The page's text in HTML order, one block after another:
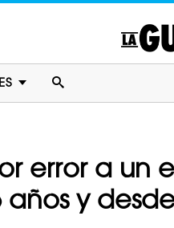
error a un
años y